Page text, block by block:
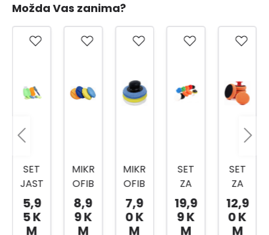
Možda Vas zanima?
SET
JAST
UČIĆ
A ZA
POLI
5,9
5 K
M
MIKR
OFIB
ER
KRPE
ZA
8,9
9 K
M
MIKR
OFIB
ER
KRPE
ZA
7,9
0 K
M
SET
ZA
POLI
RANJ
E 11/1
19,9
9 K
M
SET
ZA
POLI
RANJ
E 5/1
12,9
0 K
M